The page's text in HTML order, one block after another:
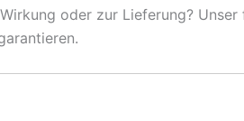
oder zur Lieferung? Unser